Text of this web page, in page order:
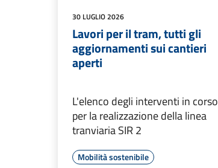
30 LUGLIO 2026
Lavori per il tram, tutti gli
aggiornamenti sui cantieri
aperti
L'elenco degli interventi in corso
per la realizzazione della linea
tranviaria SIR 2
Mobilità sostenibile